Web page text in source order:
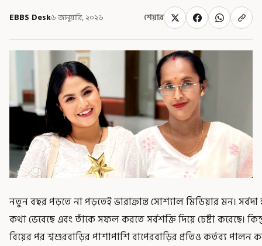
EBBS Desk৬ জানুয়ারি, ২০২৬ শেয়ার
নতুন বছর পড়তে না পড়তেই ভারাক্রান্ত সোশ্যাল মিডিয়ার মন। সর্বদা
কথা ভেবেছে এবং তাঁকে সফল করতে সর্বশক্তি দিয়ে চেষ্টা করেছে।
বিয়ের পর শ্বশুরবাড়ির পাশাপাশি বাপেরবাড়ির প্রতিও কর্তব্য পালন